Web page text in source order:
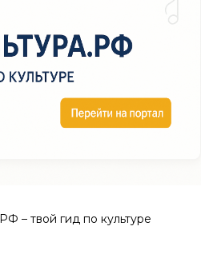
– твой гид по культуре